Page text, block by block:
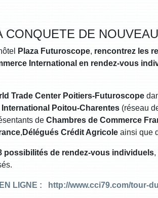
CONQUETE DE
Plaza Futuroscope, rencontrez les
International en rendez-vous
Trade Center Poitiers-Futuroscope
International Poitou-Charentes (réseau
de Chambres de Commerce
, Délégués Crédit Agricole ainsi que
possibilités de rendez-vous individuels,
LIGNE : http://www.cci79.com/tour-